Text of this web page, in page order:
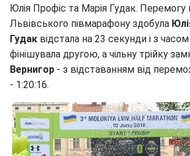
Юлія Профіс та Марія Гудак. Перемогу
Львівського півмарафону здобула
Гудак відстала на 23 секунди і з
фінішувала другою, а чільну трійку
Вернигор - з відставанням від
- 1:20:16.